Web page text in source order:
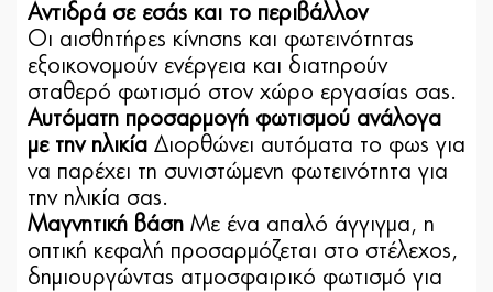
Αντιδρά σε εσάς και το περιβάλλον
Οι αισθητήρες κίνησης και φωτεινότητας
εξοικονομούν ενέργεια και διατηρούν
σταθερό φωτισμό στον χώρο εργασίας σας.
Αυτόματη προσαρμογή φωτισμού ανάλογα
με την ηλικία Διορθώνει αυτόματα το φως για
να παρέχει τη συνιστώμενη φωτεινότητα για
την ηλικία σας.
Μαγνητική βάση Με ένα απαλό άγγιγμα, η
οπτική κεφαλή προσαρμόζεται στο στέλεχος,
δημιουργώντας ατμοσφαιρικό φωτισμό για